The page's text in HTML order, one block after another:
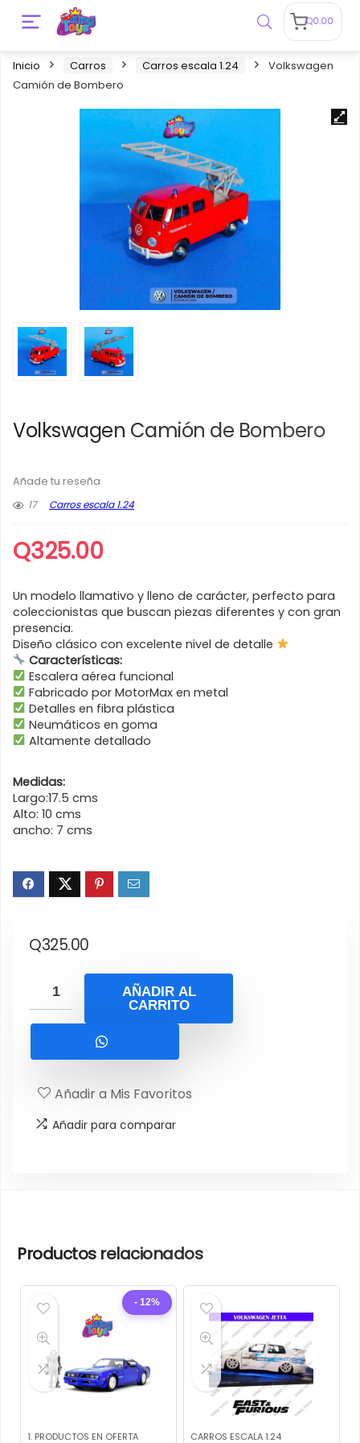
Q0.00
Inicio Carros Carros escala 1.24
Volkswagen
Camión de Bombero
Volkswagen Camión de Bombero
Añade tu reseña
17
Carros escala 1.24
Q325.00
Un modelo llamativo y lleno de carácter, perfecto para
coleccionistas que buscan piezas diferentes y con gran
presencia.
Diseño clásico con excelente nivel de detalle
Características:
Escalera aérea funcional
Fabricado por MotorMax en metal
Detalles en fibra plástica
Neumáticos en goma
Altamente detallado
Medidas:
Largo:17.5 cms
Alto: 10 cms
ancho: 7 cms
Q325.00
AÑADIR AL
CARRITO
Añadir a Mis Favoritos
Añadir para comparar
Productos relacionados
- 12%
1. PRODUCTOS EN OFERTA CARROS ESCALA 1.24